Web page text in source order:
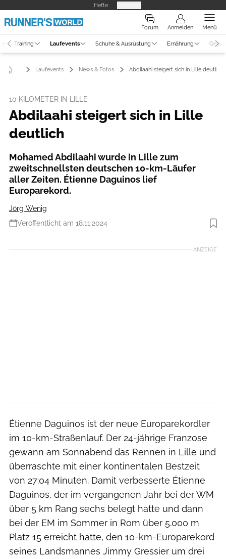
Hefte
Forum Anmelden Menü
Training Laufevents Schuhe & Ausrüstung Ernährung
Laufevents News & Fotos Abdilaahi steigert sich in Lille deutlich
10 KILOMETER IN LILLE
Abdilaahi steigert sich in Lille
deutlich
Mohamed Abdilaahi wurde in Lille zum
zweitschnellsten deutschen 10-km-Läufer
aller Zeiten. Étienne Daguinos lief
Europarekord.
Jörg Wenig
Veröffentlicht am 18.11.2024
Foto: RUNNER'S WORLD
ANZEIGE
Étienne Daguinos ist der neue Europarekordler
im 10-km-Straßenlauf. Der 24-jährige Franzose
gewann am Sonnabend das Rennen in Lille und
überraschte mit einer kontinentalen Bestzeit
von 27:04 Minuten. Damit verbesserte Étienne
Daguinos, der im vergangenen Jahr bei der WM
über 5 km Rang sechs belegt hatte und dann
bei der EM im Sommer in Rom über 5.000 m
Platz 15 erreicht hatte, den 10-km-Europarekord
seines Landsmannes Jimmy Gressier um drei